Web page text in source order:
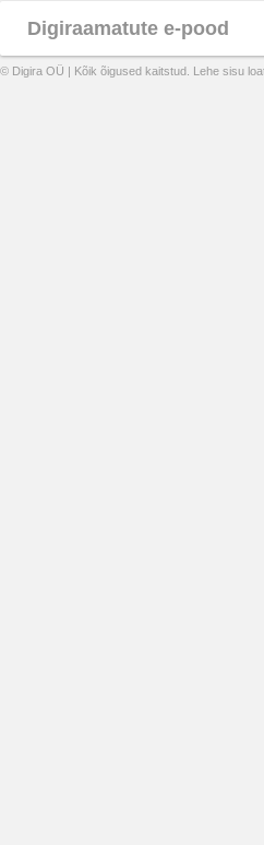
Digiraamatute e-pood
© Digira OÜ | Kõik õigused kaitstud. Lehe sisu